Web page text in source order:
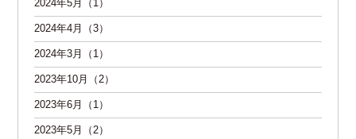
2024年5月（1）
2024年4月（3）
2024年3月（1）
2023年10月（2）
2023年6月（1）
2023年5月（2）